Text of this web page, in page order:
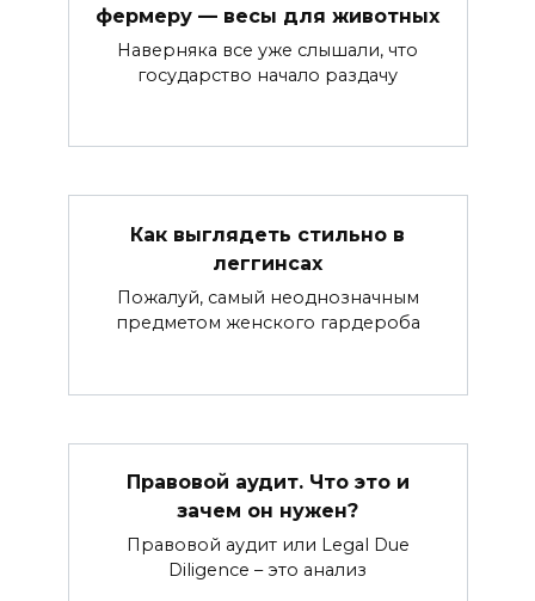
фермеру — весы для животных
Наверняка все уже слышали, что
государство начало раздачу
Как выглядеть стильно в
леггинсах
Пожалуй, самый неоднозначным
предметом женского гардероба
Правовой аудит. Что это и
зачем он нужен?
Правовой аудит или Legal Due
Diligence – это анализ